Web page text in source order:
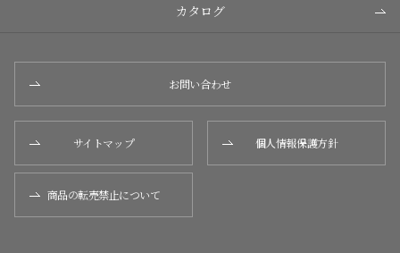
カタログ
お問い合わせ
サイトマップ 個人情報保護方針
商品の転売禁止について